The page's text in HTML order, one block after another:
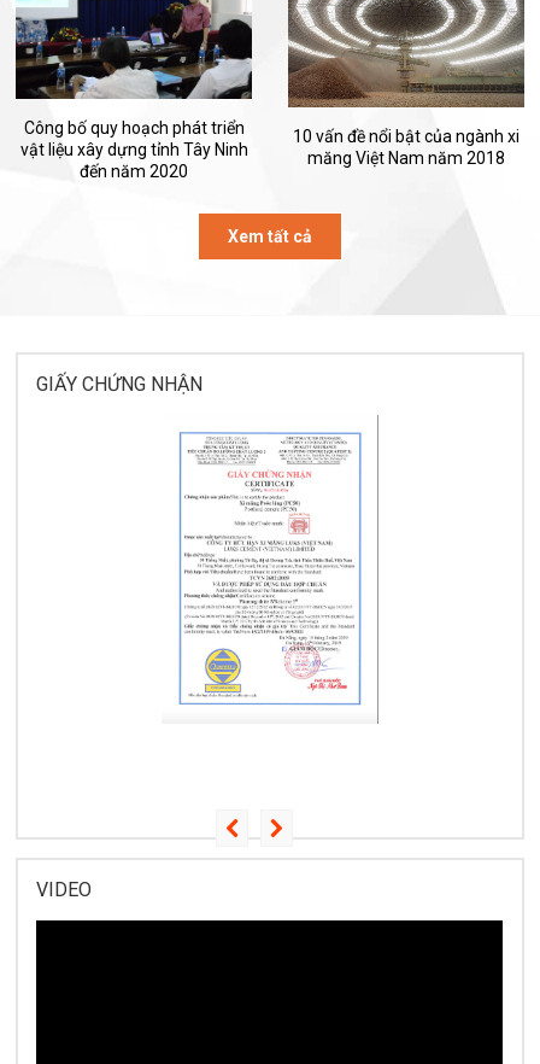
Công bố quy hoạch phát triển
vật liệu xây dựng tỉnh Tây Ninh
đến năm 2020
10 vấn đề nổi bật của ngành xi
măng Việt Nam năm 2018
Xem tất cả
GIẤY CHỨNG NHẬN
VIDEO